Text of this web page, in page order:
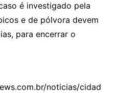
é investigado pela
e de pólvora devem
para encerrar o
noticias/cidad